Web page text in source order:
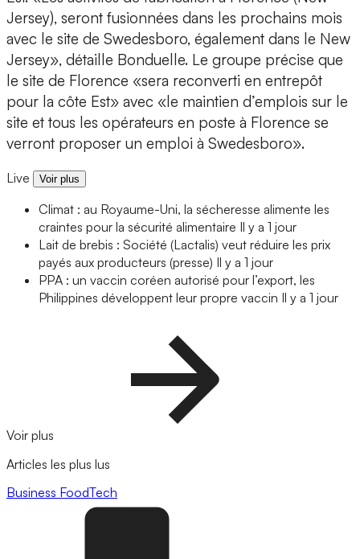
Jersey), seront fusionnées dans les prochains mois
avec le site de Swedesboro, également dans le New
Jersey», détaille Bonduelle. Le groupe précise que
le site de Florence «sera reconverti en entrepôt
pour la côte Est» avec «le maintien d’emplois sur le
site et tous les opérateurs en poste à Florence se
verront proposer un emploi à Swedesboro».
Live Voir plus
Climat : au Royaume-Uni, la sécheresse alimente les
craintes pour la sécurité alimentaire Il y a 1 jour
Lait de brebis : Société (Lactalis) veut réduire les prix
payés aux producteurs (presse) Il y a 1 jour
PPA : un vaccin coréen autorisé pour l’export, les
Philippines développent leur propre vaccin Il y a 1 jour
Voir plus
Articles les plus lus
Business FoodTech